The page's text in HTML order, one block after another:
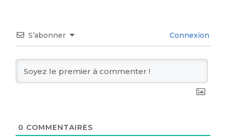
S’abonner Connexion
0 COMMENTAIRES